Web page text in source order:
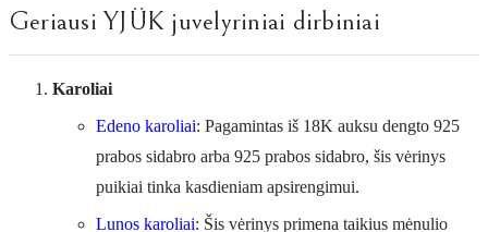
Geriausi YJÜK juvelyriniai dirbiniai
Karoliai
Edeno karoliai: Pagamintas iš 18K auksu dengto 925
prabos sidabro arba 925 prabos sidabro, šis vėrinys
puikiai tinka kasdieniam apsirengimui.
Lunos karoliai: Šis vėrinys primena taikius mėnulio